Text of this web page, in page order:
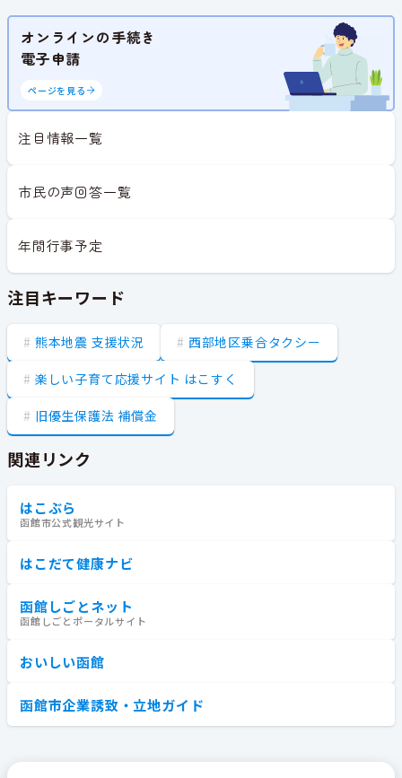
オンラインの手続き
電子申請
ページを見る
注目情報一覧
市民の声回答一覧
年間行事予定
注目キーワード
熊本地震 支援状況 西部地区乗合タクシー
楽しい子育て応援サイト はこすく
旧優生保護法 補償金
関連リンク
はこぶら
函館市公式観光サイト
はこだて健康ナビ
函館しごとネット
函館しごとポータルサイト
おいしい函館
函館市企業誘致・立地ガイド